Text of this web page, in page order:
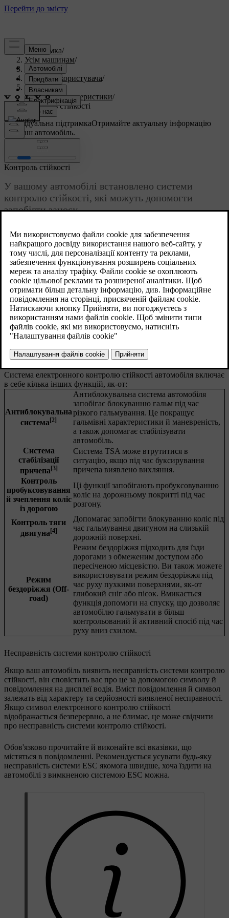
Підтримка/
Усім машинам/
S60 2023/
Посібник користувача/
Водіння/
Ходові характеристики/
Контроль стійкості
Індивідуальна підтримкаОтримайте актуальну інформацію
про ваш автомобіль.
Контроль стійкості
У вашому автомобілі встановлено системи
контролю стійкості, які можуть допомогти
запобігти заносу.
Електронний контроль стійкості
Система електронного контролю стійкості[1]складається з
декількох підфункцій, які можуть автоматично застосовувати
гальма, щоб запобігти заносу, коли автомобіль виявляє втрату
зчеплення з дорогою або кермового керування. Для цього
система ESC застосовує гальма на кожному колесі окремо.
Коли це відбувається, символ системи ESC блимає на дисплеї
водія.
Система електронного контролю стійкості автомобіля включає
в себе кілька інших функцій, як-от:
Антиблокувальна
система [2]
Антиблокувальна система автомобіля
запобігає блокуванню гальм під час
різкого гальмування. Це покращує
гальмівні характеристики й маневреність,
а також допомагає стабілізувати
автомобіль.
Система
стабілізації
причепа [3]
Система TSA може втрутитися в
ситуацію, якщо під час буксирування
причепа виявлено вихляння.
Контроль
пробуксовування
й зчеплення коліс
із дорогою
Ці функції запобігають пробуксовуванню
коліс на дорожньому покритті під час
розгону.
Контроль тяги
двигуна [4]
Допомагає запобігти блокуванню коліс під
час гальмування двигуном на слизькій
дорожній поверхні.
Режим
бездоріжжя (Off-
road)
Режим бездоріжжя підходить для їзди
дорогами з обмеженим доступом або
пересіченою місцевістю. Ви також можете
використовувати режим бездоріжжя під
час руху пухкими поверхнями, як-от
глибокий сніг або пісок. Вмикається
функція допомоги на спуску, що дозволяє
автомобілю гальмувати в більш
контрольований й активний спосіб під час
руху вниз схилом.
Несправність системи контролю стійкості
Якщо ваш автомобіль виявить несправність системи контролю
стійкості, він сповістить вас про це за допомогою символу й
повідомлення на дисплеї водія. Вміст повідомлення й символ
залежать від характеру та серйозності виявленої несправності.
Якщо символ електронного контролю стійкості
відображається безперервно, а не блимає, це може свідчити
про несправність системи контролю стійкості.
Обов'язково прочитайте й виконайте всі вказівки, що
містяться в повідомленні. Рекомендується усувати будь-яку
несправність системи ESC якомога швидше, хоча їздити на
автомобілі з вимкненою системою ESC можна.